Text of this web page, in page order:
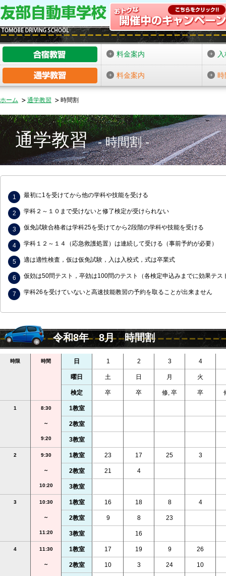
料金案内
料金案内 時
ホーム 通学教習 時間割
通学教習 時間割
最初に1を受けてから他の学科や技能を受ける
学科２～１０まで受けないと修了検定が受けられない
仮免試験合格者は学科25を受けてから2段階の学科や技能を受ける
学科１２～１４（応急救護処置）は連続して受ける（事前予約が必要）
適は適性検査，仮は仮免試験，入は入校式，式は卒業式
仮効は50問テスト，卒効は100問のテスト（各検定申込みまでに効果テス
学科26を受けていないと高速技能教習の予約を取ることが出来ません
令和8年 8月 時間割
時限
1
2
3
4
時間
8:30
～
9:20
9:30
～
10:20
10:30
～
11:20
11:30
～
日
曜日
検定
1教室
2教室
3教室
1教室
2教室
3教室
1教室
2教室
3教室
1教室
2教室
1
土
卒
23
21
16
9
17
10
2
日
卒
17
4
18
8
16
19
3
3
月
修, 卒
25
8
23
9
24
4
火
卒
3
4
26
10